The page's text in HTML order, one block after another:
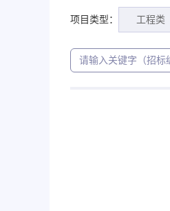
项目类型： 工程类